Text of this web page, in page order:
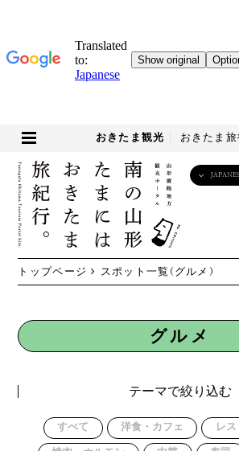
おきたま観光 おきたま
トップページ スポット一覧 (グルメ)
グルメ
テーマで絞り込む
すべて 洋食・カフェ レ